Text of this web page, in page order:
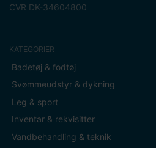
CVR DK-34604800
KATEGORIER
Badetøj & fodtøj
Svømmeudstyr & dykning
Leg & sport
Inventar & rekvisitter
Vandbehandling & teknik